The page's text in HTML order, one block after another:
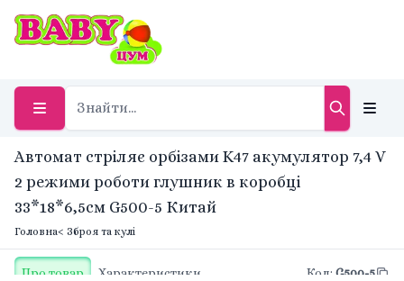
Автомат стріляє орбізами K47 акумулятор 7,4 V
2 режими роботи глушник в коробці
33*18*6,5см G500-5 Китай
Головна< Зброя та кулі
Про товар Характеристики Код: G500-5